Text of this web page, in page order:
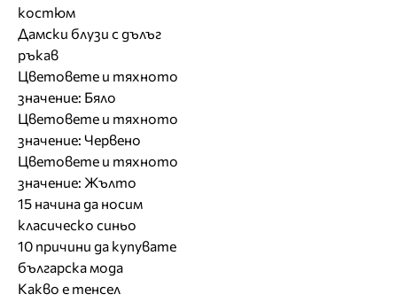
костюм
Дамски блузи с дълъг
ръкав
Цветовете и тяхното
значение: Бяло
Цветовете и тяхното
значение: Червено
Цветовете и тяхното
значение: Жълто
15 начина да носим
класическо синьо
10 причини да купувате
българска мода
Какво е тенсел